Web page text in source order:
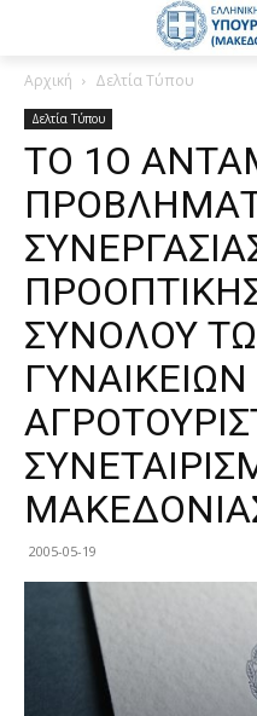
Αρχική Δελτία Τύπου
Δελτία Τύπου
ΤΟ 1Ο
ΣΥΝΟΛΟΥ
ΓΥΝΑΙΚΕΙΩΝ
2005-05-19